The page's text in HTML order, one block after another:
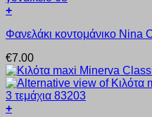
προϊόντος
επιλογές
να
στη
σελίδα
του
προϊόντος
+
το
έχει
πολλαπλές
παραλλαγές.
Οι
επιλογές
Φανελάκι κοντομάνικο Nina
€7.00
+